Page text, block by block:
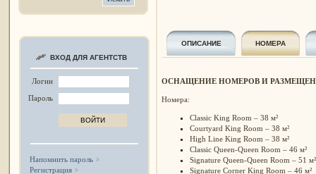
ВХОД ДЛЯ АГЕНТСТВ
Логин
Пароль
Напомнить пароль
Регистрация
ОПИСАНИЕ НОМЕРА
ОСНАЩЕНИЕ НОМЕРОВ И
Номера:
Classic King Room – 38 м²
Courtyard King Room – 38 м²
High Line King Room – 38 м²
Classic Queen-Queen Room – 46 м²
Signature Queen-Queen Room – 51 м²
Signature Corner King Room – 46 м²